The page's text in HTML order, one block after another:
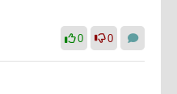
0 0